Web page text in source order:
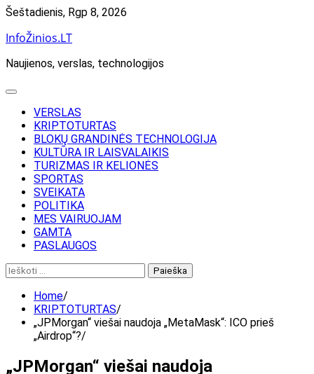
Skip
content
Šeštadienis, Rgp 8, 2026
InfoŽinios.LT
Naujienos, verslas, technologijos
VERSLAS
KRIPTOTURTAS
BLOKŲ GRANDINĖS TECHNOLOGIJA
KULTŪRA IR LAISVALAIKIS
TURIZMAS IR KELIONĖS
SPORTAS
SVEIKATA
POLITIKA
MES VAIRUOJAM
GAMTA
PASLAUGOS
Ieškoti:
Home
KRIPTOTURTAS
„JPMorgan“ viešai naudoja „MetaMask“: ICO prieš
„Airdrop“?
„JPMorgan“ viešai naudoja